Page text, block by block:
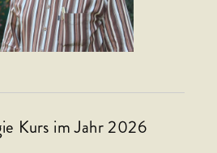
Kurs im Jahr 2026